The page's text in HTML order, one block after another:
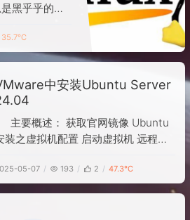
黑乎乎的，
系统和
profile 里
但是还是不太
失效，后来
道PS
35.7℃
中安装Ubuntu Server
主要概述： 获取官网镜像 Ubuntu
装之虚拟机配置 启动虚拟机 远程连
cn.ubuntu.com/download
05-07 193 2 47.3℃